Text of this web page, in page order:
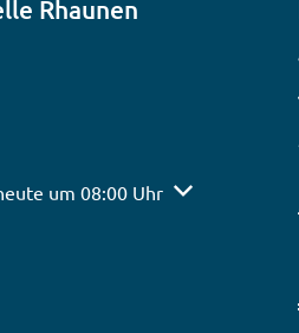
Rhaunen
oder Schließzeiten
um 08:00 Uhr